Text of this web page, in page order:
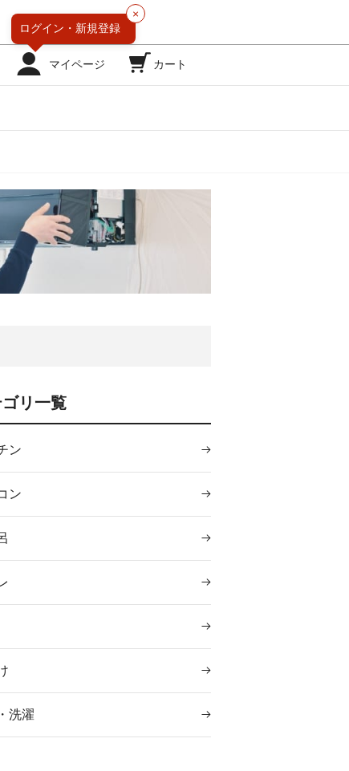
マイページ
×
ログイン・ 新規登録
カート
リ一覧
ン
ン
洗濯